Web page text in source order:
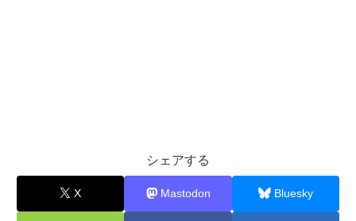
シェアする
X Mastodon Bluesky